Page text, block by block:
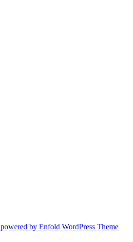
powered by Enfold WordPress Theme